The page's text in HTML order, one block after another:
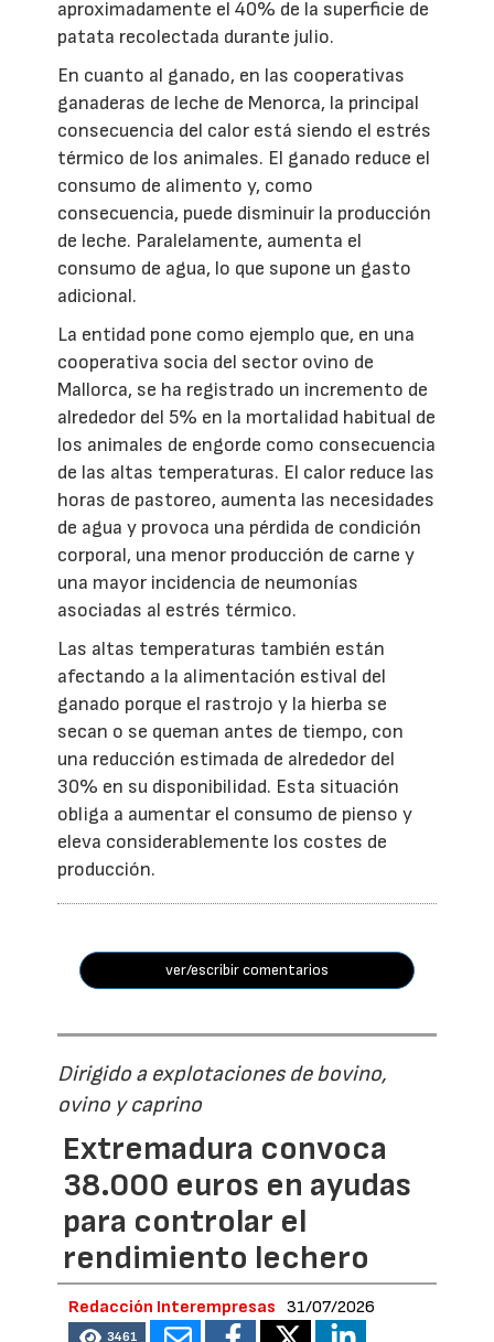
aproximadamente el 40% de la superficie de
patata recolectada durante julio.
En cuanto al ganado, en las cooperativas
ganaderas de leche de Menorca, la principal
consecuencia del calor está siendo el estrés
térmico de los animales. El ganado reduce el
consumo de alimento y, como
consecuencia, puede disminuir la producción
de leche. Paralelamente, aumenta el
consumo de agua, lo que supone un gasto
adicional.
La entidad pone como ejemplo que, en una
cooperativa socia del sector ovino de
Mallorca, se ha registrado un incremento de
alrededor del 5% en la mortalidad habitual de
los animales de engorde como consecuencia
de las altas temperaturas. El calor reduce las
horas de pastoreo, aumenta las necesidades
de agua y provoca una pérdida de condición
corporal, una menor producción de carne y
una mayor incidencia de neumonías
asociadas al estrés térmico.
Las altas temperaturas también están
afectando a la alimentación estival del
ganado porque el rastrojo y la hierba se
secan o se queman antes de tiempo, con
una reducción estimada de alrededor del
30% en su disponibilidad. Esta situación
obliga a aumentar el consumo de pienso y
eleva considerablemente los costes de
producción.
ver/escribir comentarios
Dirigido a explotaciones de bovino,
ovino y caprino
Extremadura convoca
38.000 euros en ayudas
para controlar el
rendimiento lechero
Redacción Interempresas 31/07/2026
3461